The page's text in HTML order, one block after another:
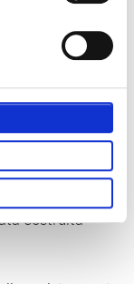
e l’ultimo
all’ultimo
una
è stata
l’Atlético
il miglior
gol subiti), la
costruita